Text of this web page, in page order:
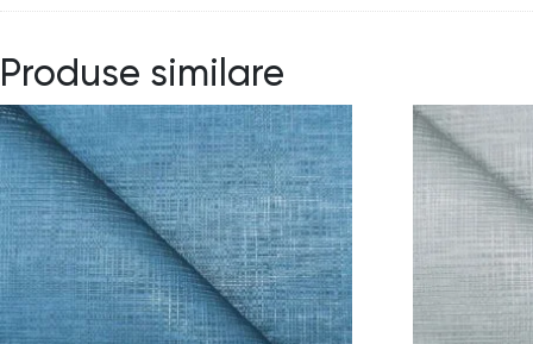
Produse similare